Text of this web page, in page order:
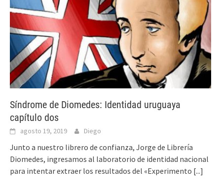
Síndrome de Diomedes: Identidad uruguaya
capítulo dos
agosto 19, 2019 Diego
Junto a nuestro librero de confianza, Jorge de Librería
Diomedes, ingresamos al laboratorio de identidad nacional
para intentar extraer los resultados del «Experimento [...]